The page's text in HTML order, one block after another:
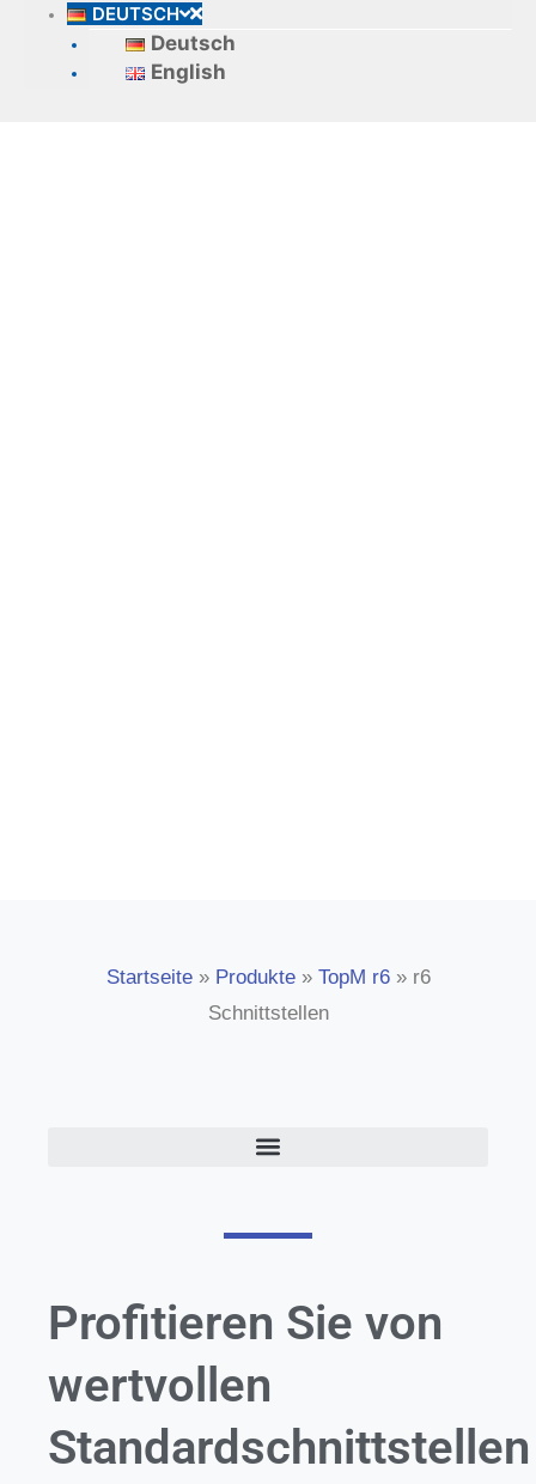
DEUTSCH
Deutsch
English
Startseite» Produkte» TopM r6» r6
Schnittstellen
Profitieren Sie von
wertvollen
Standardschnittstellen